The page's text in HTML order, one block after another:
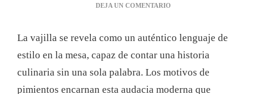
DEJA UN COMENTARIOEN
ESTAMPADO
DE
UN
La vajilla se revela como un auténtico lenguaje de
estilo en la mesa, capaz de contar una historia
culinaria sin una sola palabra. Los motivos de
pimientos encarnan esta audacia moderna que